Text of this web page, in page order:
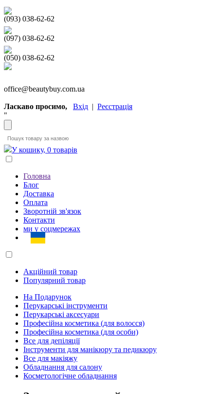
(093) 038-62-62
(097) 038-62-62
(050) 038-62-62
office@beautybuy.com.ua
Ласкаво просимо, Вхід | Реєстрація
"
У кошику, 0 товарів
Головна
Блог
Доставка
Оплата
Зворотній зв'язок
Контакти
ми у соцмережах
Акційний товар
Популярний товар
На Подарунок
Перукарські інструменти
Перукарські аксесуари
Професійна косметика (для волосся)
Професійна косметика (для особи)
Все для депіляції
Інструменти для манікюру та педикюру
Все для макіяжу
Обладнання для салону
Косметологічне обладнання